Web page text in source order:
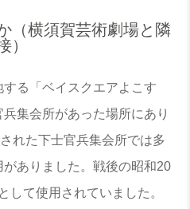
（横須賀芸術劇場と隣
）
る「ベイスクエアよこす
集会所があった場所にあり
れた下士官兵集会所では多
がありました。戦後の昭和20
して使用されていました。